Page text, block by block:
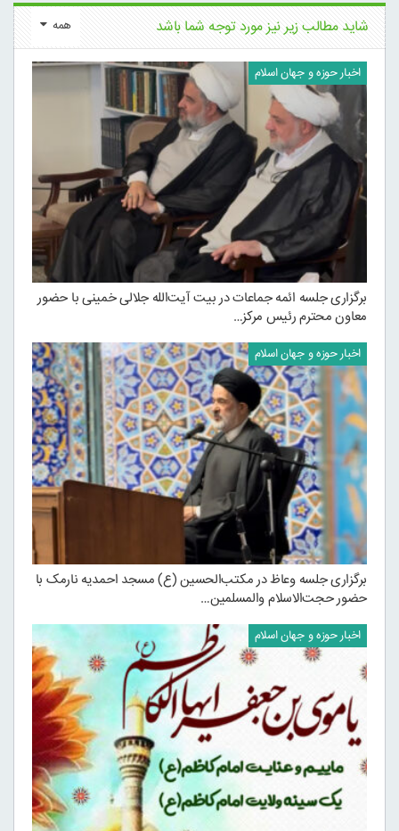
همه شاید مطالب زیر نیز مورد توجه شما باشد
اخبار حوزه و جهان اسلام
برگزاری جلسه ائمه جماعات در بیت آیت‌الله جلالی خمینی با حضور
معاون محترم رئیس مرکز…
اخبار حوزه و جهان اسلام
برگزاری جلسه وعاظ در مکتب‌الحسین (ع) مسجد احمدیه نارمک با
حضور حجت‌الاسلام والمسلمین…
اخبار حوزه و جهان اسلام